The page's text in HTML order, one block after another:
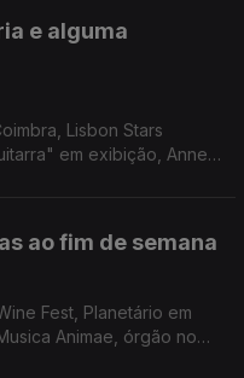
e alguma
Lisbon Stars
em exibição, Anne
ao fim de semana
Fest, Planetário em
Animae, órgão no